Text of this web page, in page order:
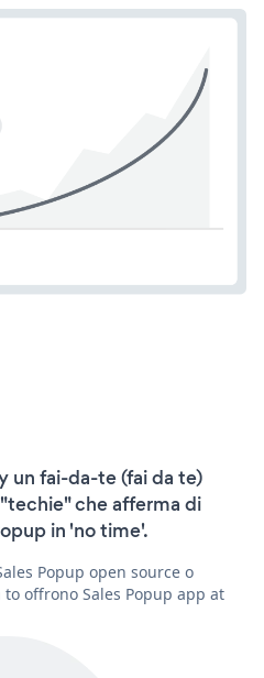
un fai-da-te (fai da te)
che afferma di
in 'no time'.
Popup open source o
offrono Sales Popup app at